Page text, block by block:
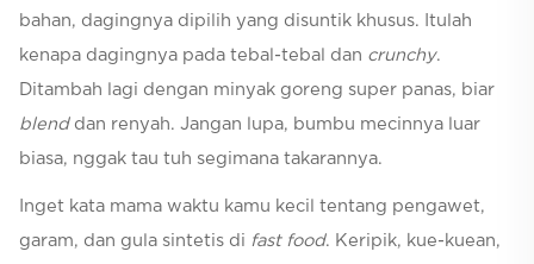
bahan, dagingnya dipilih yang disuntik khusus. Itulah
kenapa dagingnya pada tebal-tebal dan crunchy.
Ditambah lagi dengan minyak goreng super panas, biar
blend dan renyah. Jangan lupa, bumbu mecinnya luar
biasa, nggak tau tuh segimana takarannya.
Inget kata mama waktu kamu kecil tentang pengawet,
garam, dan gula sintetis di fast food. Keripik, kue-kuean,